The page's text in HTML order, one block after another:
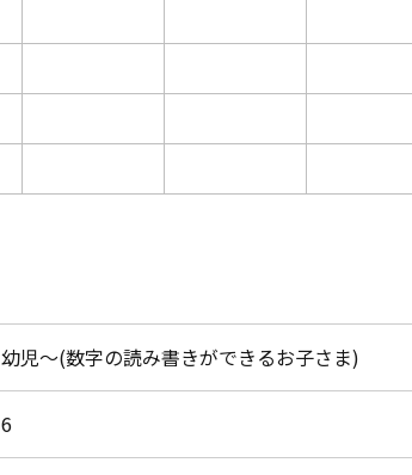
幼児～(数字の読み書きができるお子さま)
6